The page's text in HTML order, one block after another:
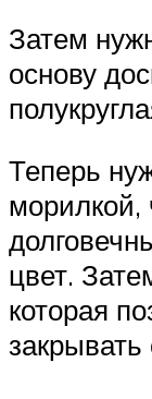
Затем
основу
Теперь
цвет.
которая
закрывать